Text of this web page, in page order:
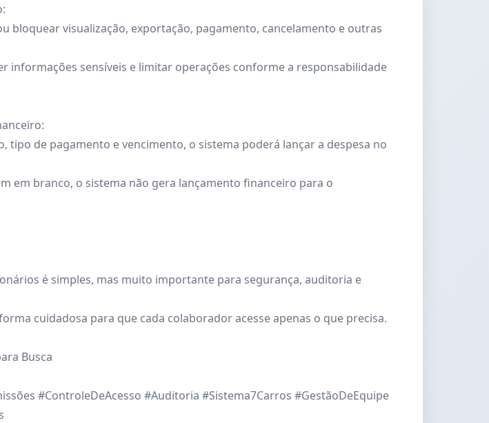
bloquear visualização, exportação, pagamento, cancelamento e outras
informações sensíveis e limitar operações conforme a responsabilidade
tipo de pagamento e vencimento, o sistema poderá lançar a despesa no
em branco, o sistema não gera lançamento financeiro para o
é simples, mas muito importante para segurança, auditoria e
cuidadosa para que cada colaborador acesse apenas o que precisa.
Busca
#ControleDeAcesso #Auditoria #Sistema7Carros #GestãoDeEquipe